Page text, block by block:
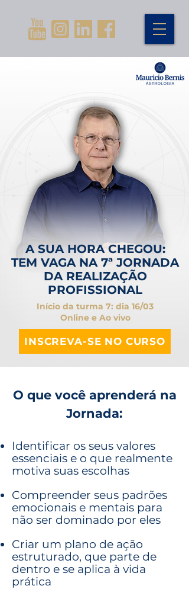
INSCREVA-SE NO CURSO
Início da turma 7: dia 16/03
Online e Ao vivo
A SUA HORA CHEGOU:
TEM VAGA NA 7ª JORNADA
DA REALIZAÇÃO
PROFISSIONAL
O que você aprenderá na
Jornada:
Identificar os seus valores
essenciais e o que realmente
motiva suas escolhas
Compreender seus padrões
emocionais e mentais para
não ser dominado por eles
Criar um plano de ação
estruturado, que parte de
dentro e se aplica à vida
prática